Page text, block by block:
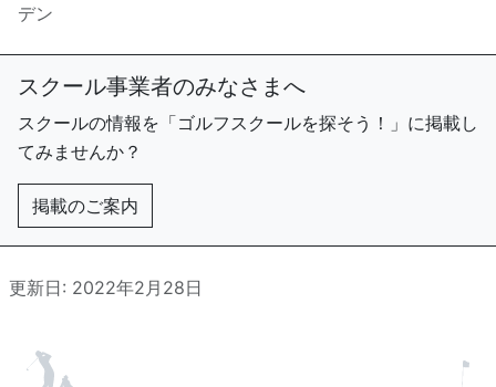
デン
スクール事業者のみなさまへ
スクールの情報を「ゴルフスクールを探そう！」に掲載し
てみませんか？
掲載のご案内
更新日: 2022年2月28日